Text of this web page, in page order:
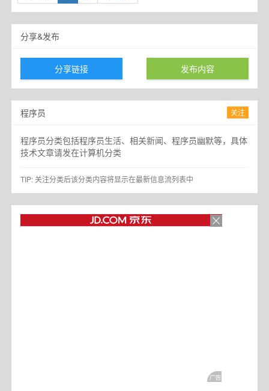
分享&发布
分享链接 发布内容
程序员 关注
程序员分类包括程序员生活、相关新闻、程序员幽默等，具体
技术文章请发在计算机分类
TIP: 关注分类后该分类内容将显示在最新信息流列表中